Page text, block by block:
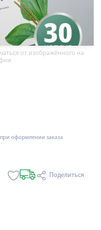
от изображённого на
оформлении заказа
Поделиться